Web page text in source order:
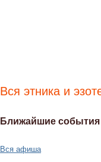
Вся этника и
Ближайшие события
Вся афиша